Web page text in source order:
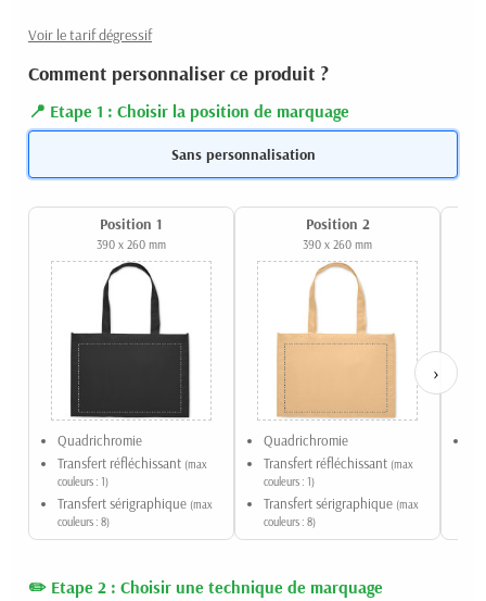
Voir le tarif dégressif
Comment personnaliser ce produit ?
Etape 1 : Choisir la position de marquage
Sans personnalisation
Position 1
390 x 260 mm
Quadrichromie
Transfert réfléchissant (max
couleurs : 1)
Transfert sérigraphique (max
couleurs : 8)
Position 2
390 x 260 mm
Quadrichromie
Transfert réfléchissant (max
couleurs : 1)
Transfert sérigraphique (max
couleurs : 8)
›
Etape 2 : Choisir une technique de marquage